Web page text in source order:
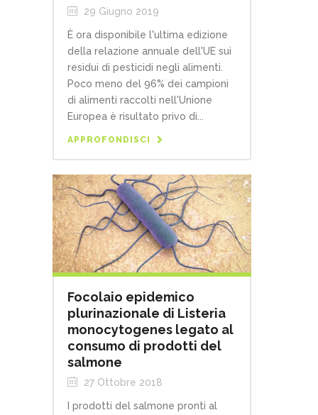
29 Giugno 2019
È ora disponibile l'ultima edizione
della relazione annuale dell'UE sui
residui di pesticidi negli alimenti.
Poco meno del 96% dei campioni
di alimenti raccolti nell'Unione
Europea è risultato privo di...
APPROFONDISCI
Focolaio epidemico
plurinazionale di Listeria
monocytogenes legato al
consumo di prodotti del
salmone
27 Ottobre 2018
I prodotti del salmone pronti al